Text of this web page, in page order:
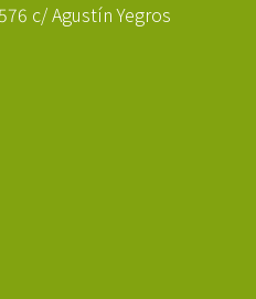
c/ Agustín Yegros